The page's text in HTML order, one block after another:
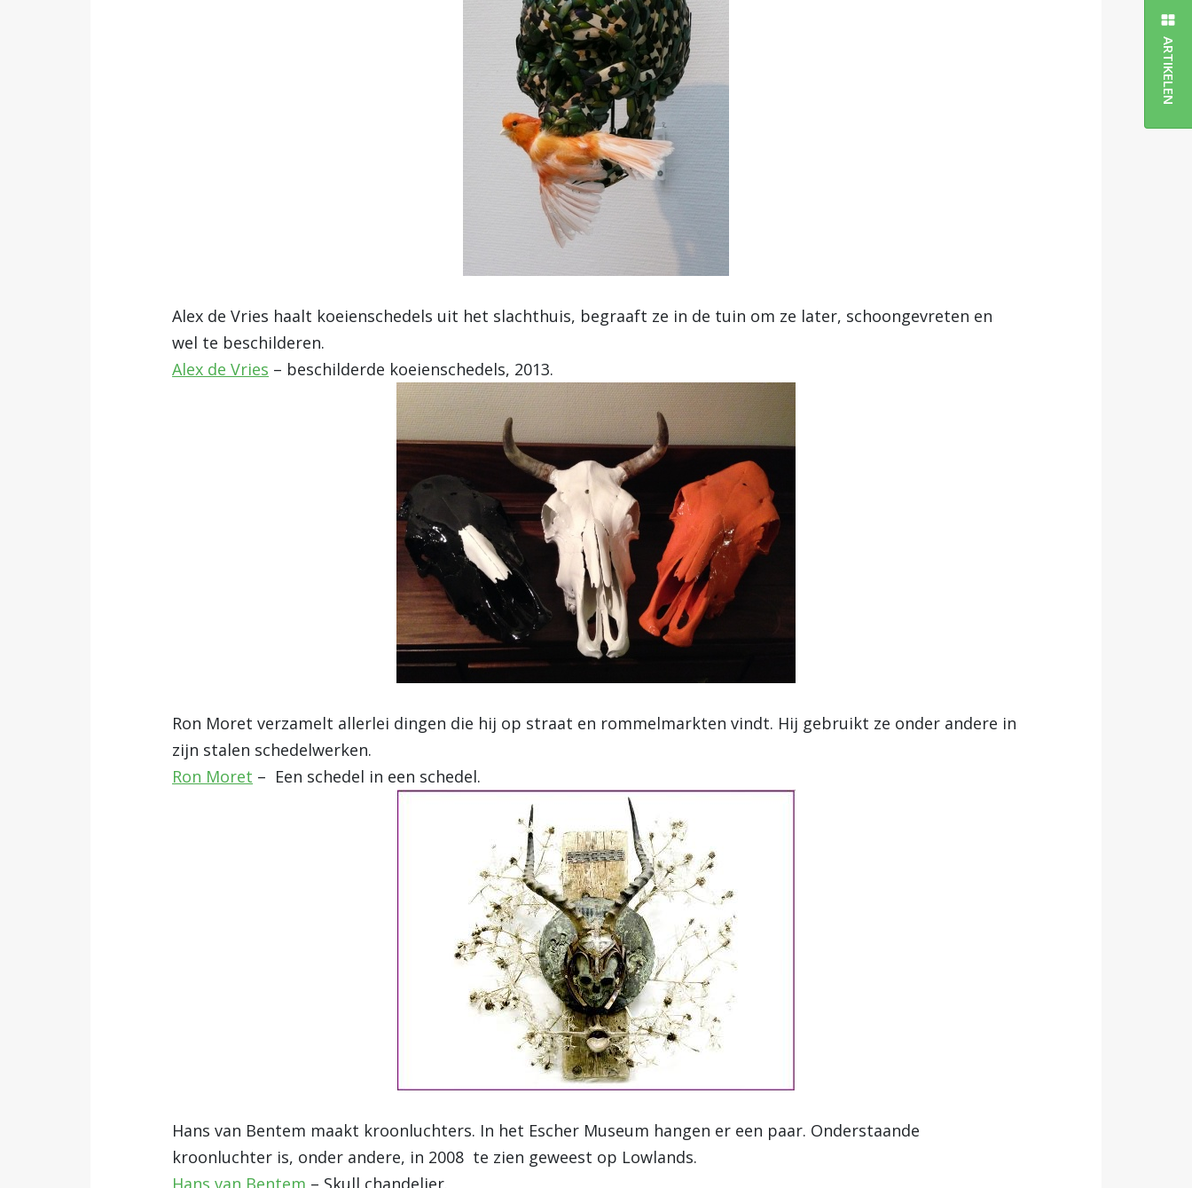
Alex de Vries haalt koeienschedels uit het slachthuis, begraaft ze in de tuin om ze later, schoongevreten en
wel te beschilderen.
Alex de Vries – beschilderde koeienschedels, 2013.
Ron Moret verzamelt allerlei dingen die hij op straat en rommelmarkten vindt. Hij gebruikt ze onder andere in
zijn stalen schedelwerken.
Ron Moret – Een schedel in een schedel.
Hans van Bentem maakt kroonluchters. In het Escher Museum hangen er een paar. Onderstaande
kroonluchter is, onder andere, in 2008 te zien geweest op Lowlands.
Hans van Bentem – Skull chandelier.
ARTIKELEN